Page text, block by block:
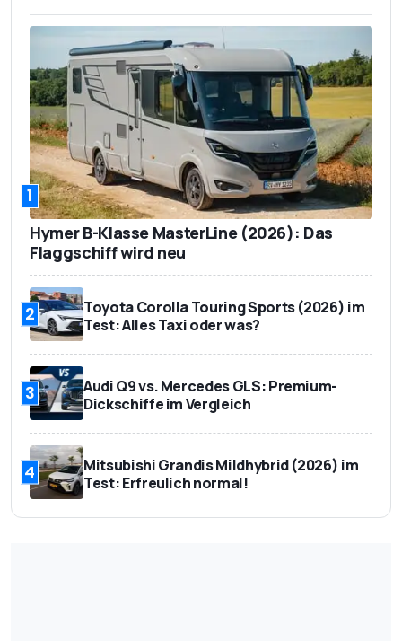
1
Hymer B-Klasse MasterLine (2026): Das
Flaggschiff wird neu
2
Toyota Corolla Touring Sports (2026) im
Test: Alles Taxi oder was?
3
Audi Q9 vs. Mercedes GLS: Premium-
Dickschiffe im Vergleich
4
Mitsubishi Grandis Mildhybrid (2026) im
Test: Erfreulich normal!